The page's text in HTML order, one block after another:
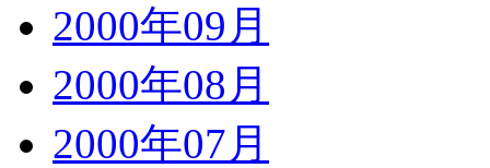
2000年09月
2000年08月
2000年07月